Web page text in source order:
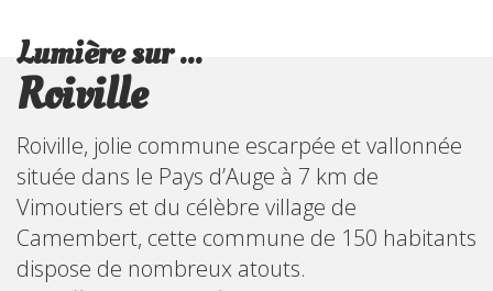
Lumière sur ...
Roiville
Roiville, jolie commune escarpée et vallonnée
située dans le Pays d’Auge à 7 km de
Vimoutiers et du célèbre village de
Camembert, cette commune de 150 habitants
dispose de nombreux atouts.